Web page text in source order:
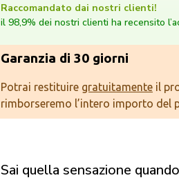
Raccomandato dai nostri clienti!
il 98,9% dei nostri clienti ha recensito
Garanzia di 30 giorni
Potrai restituire gratuitamente il
rimborseremo l’intero importo del
Sai quella sensazione